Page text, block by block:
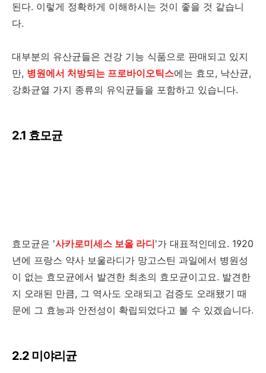
된다. 이렇게 정확하게 이해하시는 것이 좋을 것 같습니
다.
대부분의 유산균들은 건강 기능 식품으로 판매되고 있지
만, 병원에서 처방되는 프로바이오틱스에는 효모, 낙산균,
강화균열 가지 종류의 유익균들을 포함하고 있습니다.
2.1 효모균
효모균은 '사카로미세스 보올 라디'가 대표적인데요. 1920
년에 프랑스 약사 보울라디가 망고스틴 과일에서 병원성
이 없는 효모균에서 발견한 최초의 효모균이고요. 발견한
지 오래된 만큼, 그 역사도 오래되고 검증도 오래됐기 때
문에 그 효능과 안전성이 확립되었다고 볼 수 있겠습니다.
2.2 미야리균